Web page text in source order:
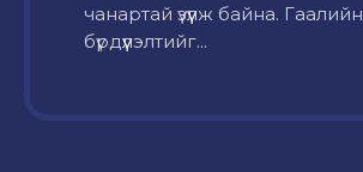
чанартай үзүүлж байна. Гаалийн
бүрдүүлэлтийг...